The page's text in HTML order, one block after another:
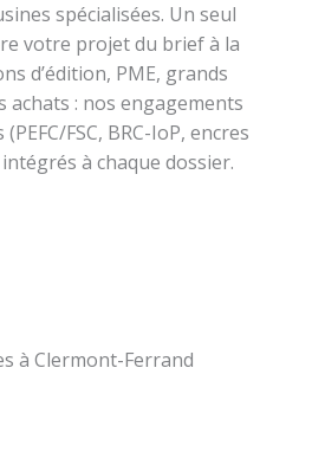
spécialisées. Un seul
votre projet du brief à la
d’édition, PME, grands
achats : nos engagements
FSC, BRC-IoP, encres
à chaque dossier.
à Clermont-Ferrand